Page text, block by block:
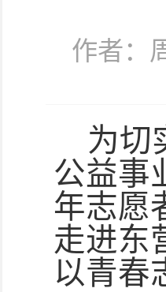
作者：
为切
公益事
年志愿
走进东
以青春